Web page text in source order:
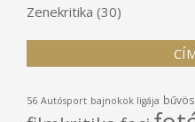
Zenekritika (30)
56 Autósport bajnokok ligája